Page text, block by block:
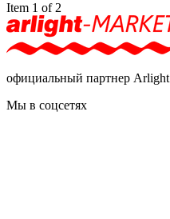
Item 1 of 2
официальный партнер Arlight
Мы в соцсетях